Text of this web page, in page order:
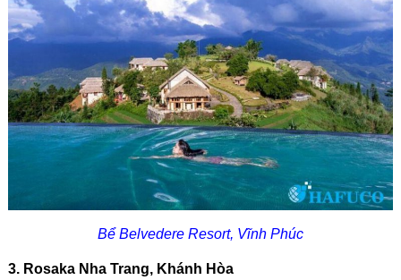
Bể Belvedere Resort, Vĩnh Phúc
3. Rosaka Nha Trang, Khánh Hòa